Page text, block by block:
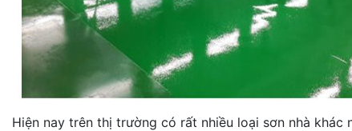
Hiện nay trên thị trường có rất nhiều loại sơn nhà khác